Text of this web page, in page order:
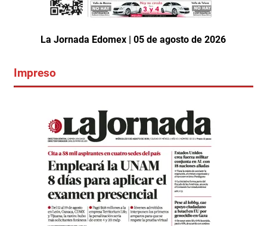
La Jornada Edomex | 05 de agosto de 2026
Impreso